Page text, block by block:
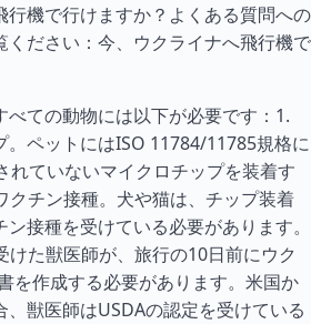
行機で行けますか？よくある質問への
ください：今、ウクライナへ飛行機で
べての動物には以下が必要です：1.
。ペットにはISO 11784/11785規格に
れていないマイクロチップを装着す
クチン接種。犬や猫は、チップ装着
接種を受けている必要があります。
けた獣医師が、旅行の10日前にウク
を作成する必要があります。米国か
、獣医師はUSDAの認定を受けている